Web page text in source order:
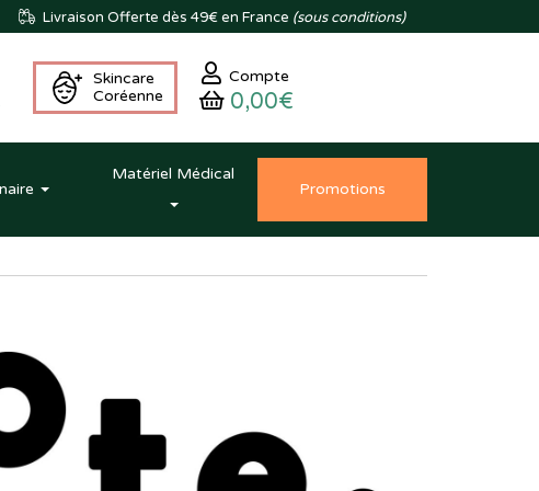
Livraison Offerte dès 49€ en France (sous conditions)
Skincare
Coréenne
Compte
0,00€
Matériel Médical
Promotions